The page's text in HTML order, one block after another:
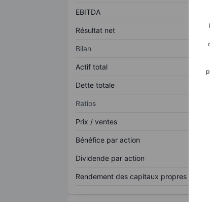
EBITDA
Résultat net
Bilan
Actif total
Dette totale
Ratios
Prix / ventes
Bénéfice par action
Dividende par action
Rendement des capitaux propres